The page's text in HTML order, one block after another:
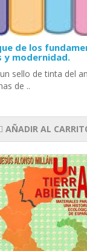
de los
y modernidad.
sello de tinta del
de ..
AÑADIR AL